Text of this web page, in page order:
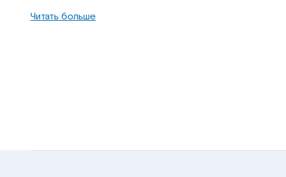
Читать больше